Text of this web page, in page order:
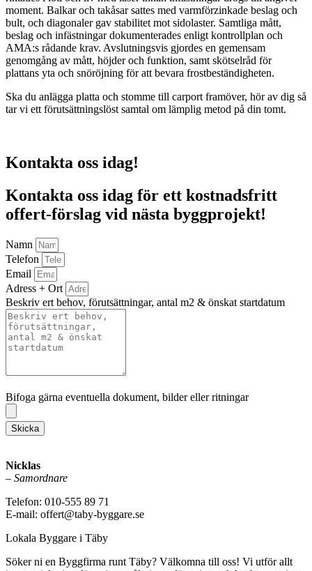
moment. Balkar och takåsar sattes med varmförzinkade beslag och
bult, och diagonaler gav stabilitet mot sidolaster. Samtliga mått,
beslag och infästningar dokumenterades enligt kontrollplan och
AMA:s rådande krav. Avslutningsvis gjordes en gemensam
genomgång av mått, höjder och funktion, samt skötselråd för
plattans yta och snöröjning för att bevara frostbeständigheten.
Ska du anlägga platta och stomme till carport framöver, hör av dig så
tar vi ett förutsättningslöst samtal om lämplig metod på din tomt.
Kontakta oss idag!
Kontakta oss idag för ett kostnadsfritt
offert-förslag vid nästa byggprojekt!
Namn
Telefon
Email
Adress + Ort
Beskriv ert behov, förutsättningar, antal m2 & önskat startdatum
Bifoga gärna eventuella dokument, bilder eller ritningar
Skicka
Nicklas
– Samordnare
Telefon: 010-555 89 71
E-mail: offert@taby-byggare.se
Lokala Byggare i Täby
Söker ni en Byggfirma runt Täby? Välkomna till oss! Vi utför allt